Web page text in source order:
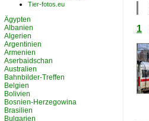
1
Tier-fotos.eu
Ägypten
Albanien
Algerien
Argentinien
Armenien
Aserbaidschan
Australien
Bahnbilder-Treffen
Belgien
Bolivien
Bosnien-Herzegowina
Brasilien
Bulgarien